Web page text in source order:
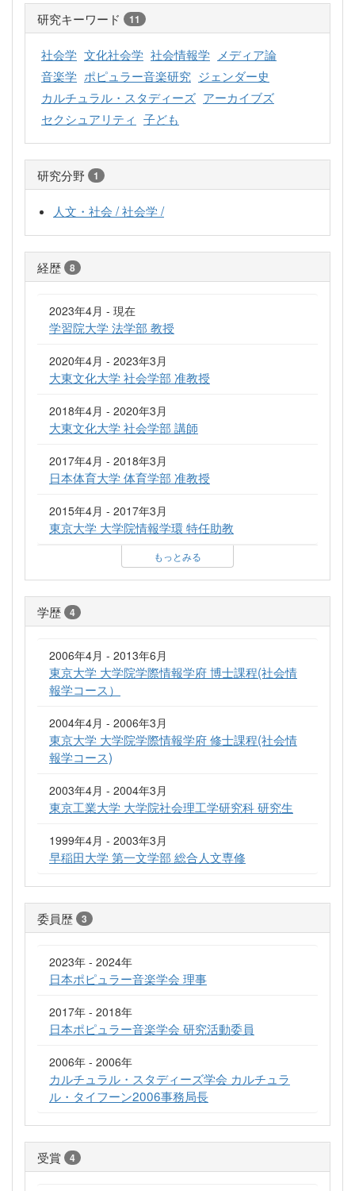
研究キーワード 11
社会学 文化社会学 社会情報学 メディア論
音楽学 ポピュラー音楽研究 ジェンダー史
カルチュラル・スタディーズ アーカイブズ
セクシュアリティ 子ども
研究分野 1
人文・社会 / 社会学 /
経歴 8
2023年4月 - 現在
学習院大学 法学部 教授
2020年4月 - 2023年3月
大東文化大学 社会学部 准教授
2018年4月 - 2020年3月
大東文化大学 社会学部 講師
2017年4月 - 2018年3月
日本体育大学 体育学部 准教授
2015年4月 - 2017年3月
東京大学 大学院情報学環 特任助教
もっとみる
学歴 4
2006年4月 - 2013年6月
東京大学 大学院学際情報学府 博士課程(社会情
報学コース）
2004年4月 - 2006年3月
東京大学 大学院学際情報学府 修士課程(社会情
報学コース)
2003年4月 - 2004年3月
東京工業大学 大学院社会理工学研究科 研究生
1999年4月 - 2003年3月
早稲田大学 第一文学部 総合人文専修
委員歴 3
2023年 - 2024年
日本ポピュラー音楽学会 理事
2017年 - 2018年
日本ポピュラー音楽学会 研究活動委員
2006年 - 2006年
カルチュラル・スタディーズ学会 カルチュラ
ル・タイフーン2006事務局長
受賞 4